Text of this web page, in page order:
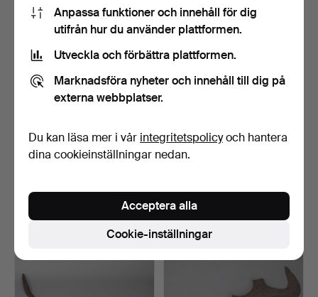
Indopersiskt
kombinationsvapen,
207 USD
Skotsk dolk 'Sgian Dubh'.
101 USD
Anpassa funktioner och innehåll för dig
utifrån hur du använder plattformen.
Utveckla och förbättra plattformen.
Marknadsföra nyheter och innehåll till dig på
externa webbplatser.
Du kan läsa mer i vår integritetspolicyoch hantera
dina cookieinställningar nedan.
Cookie-inställningar
Acceptera alla